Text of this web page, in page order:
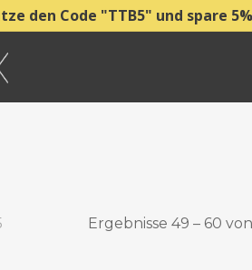
den Code "TTB5" und spare
Ergebnisse 49 – 60